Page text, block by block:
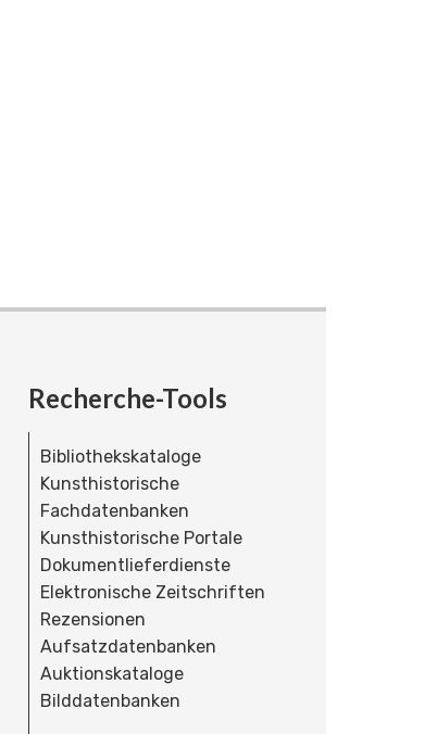
Recherche-Tools
Bibliothekskataloge
Kunsthistorische
Fachdatenbanken
Kunsthistorische Portale
Dokumentlieferdienste
Elektronische Zeitschriften
Rezensionen
Aufsatzdatenbanken
Auktionskataloge
Bilddatenbanken